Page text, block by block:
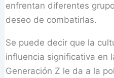
enfrentan diferentes
deseo de combatirlas.
Se puede decir que la
influencia significativa en
Generación Z le da a la